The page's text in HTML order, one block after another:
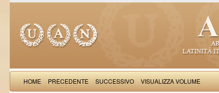
HOME PRECEDENTE SUCCESSIVO VISUALIZZA VOLUME